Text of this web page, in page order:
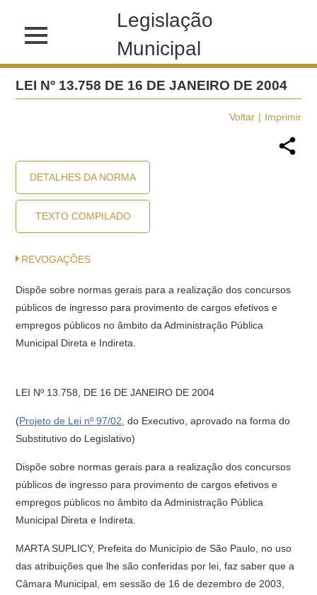
Legislação
Municipal
LEI Nº 13.758 DE 16 DE JANEIRO DE 2004
Voltar Imprimir
DETALHES DA NORMA
TEXTO COMPILADO
REVOGAÇÕES
Dispõe sobre normas gerais para a realização dos concursos
públicos de ingresso para provimento de cargos efetivos e
empregos públicos no âmbito da Administração Pública
Municipal Direta e Indireta.
LEI Nº 13.758, DE 16 DE JANEIRO DE 2004
(Projeto de Lei nº 97/02 , do Executivo, aprovado na forma do
Substitutivo do Legislativo)
Dispõe sobre normas gerais para a realização dos concursos
públicos de ingresso para provimento de cargos efetivos e
empregos públicos no âmbito da Administração Pública
Municipal Direta e Indireta.
MARTA SUPLICY, Prefeita do Município de São Paulo, no uso
das atribuições que lhe são conferidas por lei, faz saber que a
Câmara Municipal, em sessão de 16 de dezembro de 2003,